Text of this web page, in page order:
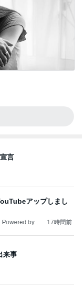
言
アップしまし
by A
17時間前
来事